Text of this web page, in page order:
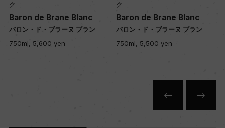
Baron de Brane Blanc
バロン・ド・ブラーヌ ブラン
750ml, 5,500 yen
Baron de Brane Blanc
バロン・ド・ブラーヌ ブラン
750ml, 5,200 yen